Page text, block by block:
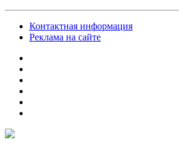
Контактная информация
Реклама на сайте